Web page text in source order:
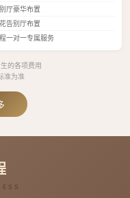
厅豪华布置
告别厅布置
一对一专属服务
的各项费用
准为准